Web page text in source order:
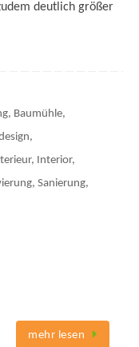
deutlich größer
, Baumühle,
,
, Interior,
, Sanierung,
mehr lesen